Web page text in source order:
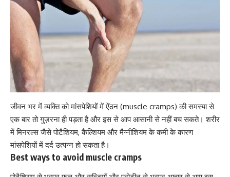
जीवन भर में व्यक्ति को मांसपेशियों में ऐंठन (muscle cramps) की समस्या से
एक बार तो गुज़रना ही पड़ता है और इस से आप आसानी से नहीं बच सकते। शरीर
में मिनरल्स जैसेपोटैशियम,कैल्शियम औरमैग्नीशियमके कमी के कारण
मांसपेशियों में दर्द उत्पन्न हो सकता है।
Best ways to avoid muscle cramps